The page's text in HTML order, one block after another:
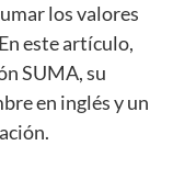
los valores
este artículo,
SUMA, su
en inglés y un